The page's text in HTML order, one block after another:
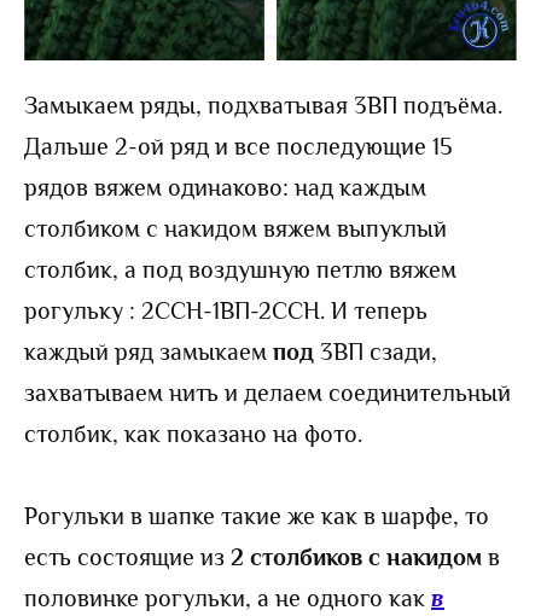
Замыкаем ряды, подхватывая 3ВП подъёма.
Дальше 2-ой ряд и все последующие 15
рядов вяжем одинаково: над каждым
столбиком с накидом вяжем выпуклый
столбик, а под воздушную петлю вяжем
рогульку : 2ССН-1ВП-2ССН. И теперь
каждый ряд замыкаем под 3ВП сзади,
захватываем нить и делаем соединительный
столбик, как показано на фото.
Рогульки в шапке такие же как в шарфе, то
есть состоящие из 2 столбиков с накидом в
половинке рогульки, а не одного как в